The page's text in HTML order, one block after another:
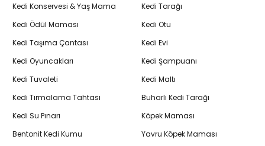
Kedi Konservesi & Yaş Mama
Kedi Ödül Maması
Kedi Taşıma Çantası
Kedi Oyuncakları
Kedi Tuvaleti
Kedi Tırmalama Tahtası
Kedi Su Pınarı
Bentonit Kedi Kumu
Kedi Tarağı
Kedi Otu
Kedi Evi
Kedi Şampuanı
Kedi Maltı
Buharlı Kedi Tarağı
Köpek Maması
Yavru Köpek Maması